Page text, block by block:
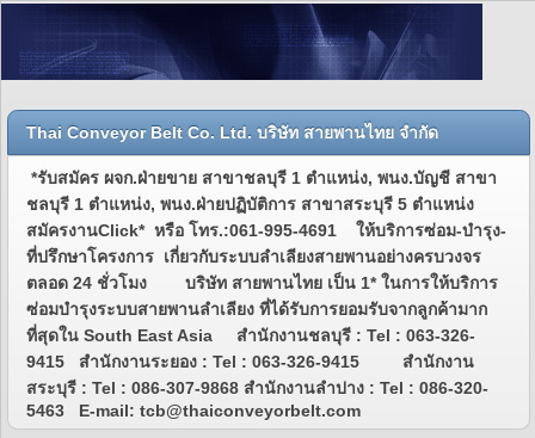
Thai Conveyor Belt Co. Ltd. บริษัท สายพานไทย จำกัด
*รับสมัคร ผจก.ฝ่ายขาย สาขาชลบุรี 1 ตำแหน่ง, พนง.บัญชี สาขา
ชลบุรี 1 ตำแหน่ง, พนง.ฝ่ายปฏิบัติการ สาขาสระบุรี 5 ตำแหน่ง
สมัครงานClick* หรือ โทร.:061-995-4691 ให้บริการซ่อม-บำรุง-
ที่ปรึกษาโครงการ เกี่ยวกับระบบลำเลียงสายพานอย่างครบวงจร
ตลอด 24 ชั่วโมง บริษัท สายพานไทย เป็น 1* ในการให้บริการ
ซ่อมบำรุงระบบสายพานลำเลียง ที่ได้รับการยอมรับจากลูกค้ามาก
ที่สุดใน South East Asia สำนักงานชลบุรี : Tel : 063-326-
9415 สำนักงานระยอง : Tel : 063-326-9415 สำนักงาน
สระบุรี : Tel : 086-307-9868 สำนักงานลำปาง : Tel : 086-320-
5463 E-mail: tcb@thaiconveyorbelt.com